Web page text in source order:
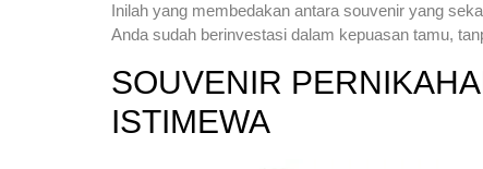
Inilah yang membedakan antara souvenir yang
Anda sudah berinvestasi dalam kepuasan tamu,
SOUVENIR
ISTIMEWA